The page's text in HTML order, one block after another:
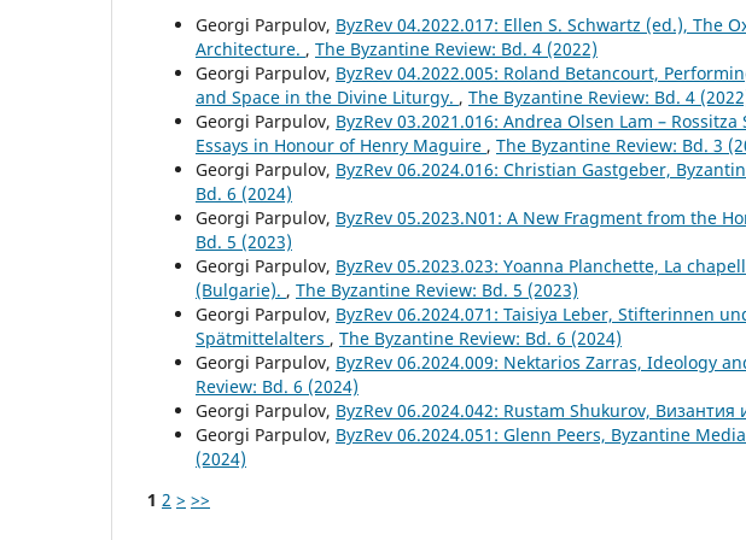
Georgi Parpulov, ByzRev 04.2022.017: Ellen S. Schwartz (ed.), The
Architecture. , The Byzantine Review: Bd. 4 (2022)
Georgi Parpulov, ByzRev 04.2022.005: Roland Betancourt,
and Space in the Divine Liturgy. , The Byzantine Review: Bd. 4
Georgi Parpulov, ByzRev 03.2021.016: Andrea Olsen Lam –
Essays in Honour of Henry Maguire , The Byzantine Review: Bd. 3
Georgi Parpulov, ByzRev 06.2024.016: Christian Gastgeber,
Bd. 6 (2024)
Georgi Parpulov, ByzRev 05.2023.N01: A New Fragment from the
Bd. 5 (2023)
Georgi Parpulov, ByzRev 05.2023.023: Yoanna Planchette, La
(Bulgarie). , The Byzantine Review: Bd. 5 (2023)
Georgi Parpulov, ByzRev 06.2024.071: Taisiya Leber, Stifterinnen
Spätmittelalters , The Byzantine Review: Bd. 6 (2024)
Georgi Parpulov, ByzRev 06.2024.009: Nektarios Zarras, Ideology
Review: Bd. 6 (2024)
Georgi Parpulov, ByzRev 06.2024.042: Rustam Shukurov, Византия
Georgi Parpulov, ByzRev 06.2024.051: Glenn Peers, Byzantine
(2024)
1 2 > >>